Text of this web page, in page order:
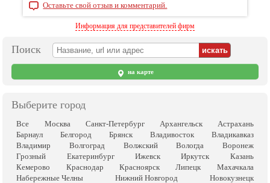
Оставьте свой отзыв и комментарий.
Информация для представителей фирм
Поиск
на карте
Выберите город
Все Москва Санкт-Петербург Архангельск
Астрахань
Барнаул
Белгород Брянск Владивосток
Владикавказ
Владимир
Волгоград Волжский Вологда
Воронеж
Грозный
Екатеринбург Ижевск Иркутск
Казань
Кемерово
Краснодар Красноярск Липецк
Махачкала
Набережные Челны
Нижний Новгород
Новокузнецк